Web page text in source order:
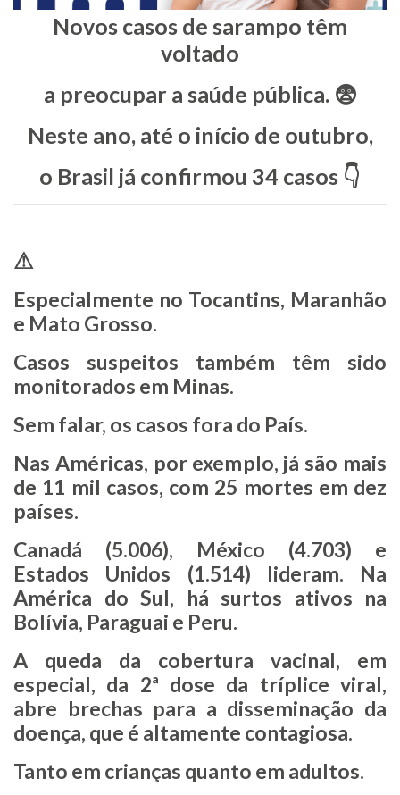
Novos casos de sarampo têm
voltado
a preocupar a saúde pública. 😨
Neste ano, até o início de outubro,
o Brasil já confirmou 34 casos 👇
⚠
Especialmente no Tocantins, Maranhão
e Mato Grosso.
Casos suspeitos também têm sido
monitorados em Minas.
Sem falar, os casos fora do País.
Nas Américas, por exemplo, já são mais
de 11 mil casos, com 25 mortes em dez
países.
Canadá (5.006), México (4.703) e
Estados Unidos (1.514) lideram. Na
América do Sul, há surtos ativos na
Bolívia, Paraguai e Peru.
A queda da cobertura vacinal, em
especial, da 2ª dose da tríplice viral,
abre brechas para a disseminação da
doença, que é altamente contagiosa.
Tanto em crianças quanto em adultos.